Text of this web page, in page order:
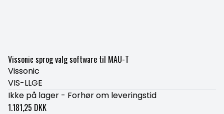
Vissonic sprog valg software til MAU-T
Vissonic
VIS-LLGE
Ikke på lager - Forhør om leveringstid
1.181,25 DKK